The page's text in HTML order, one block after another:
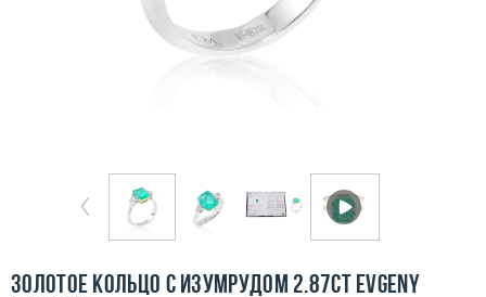
Бесплатная доставка
Контакты
Золотое кольцо с изумрудом 2.87ct Evgeny